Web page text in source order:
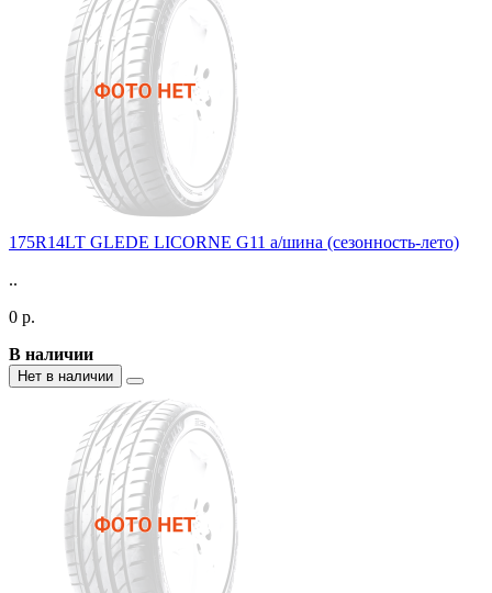
175R14LT GLEDE LICORNE G11 а/шина (сезонность-лето)
..
0 р.
В наличии
Нет в наличии